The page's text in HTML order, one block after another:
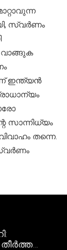
സ്വർണം
വാങ്ങുക
ഇന്ത്യൻ
സാന്നിധ്യം
തന്നെ.